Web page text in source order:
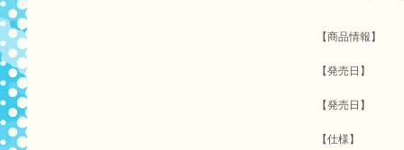
【商品情報】
【発売日】
【発売日】
【仕様】